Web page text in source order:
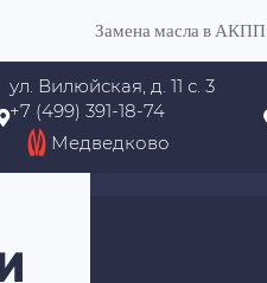
Замена масла в АКПП
ул. Вилюйская, д. 11 с. 3
+7 (499) 391-18-74
Медведково